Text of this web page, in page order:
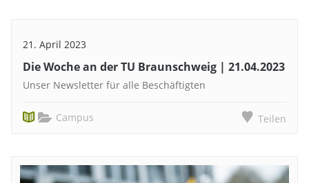
21. April 2023
Die Woche an der TU Braunschweig | 21.04.2023
Unser Newsletter für alle Beschäftigten
Campus Teilen